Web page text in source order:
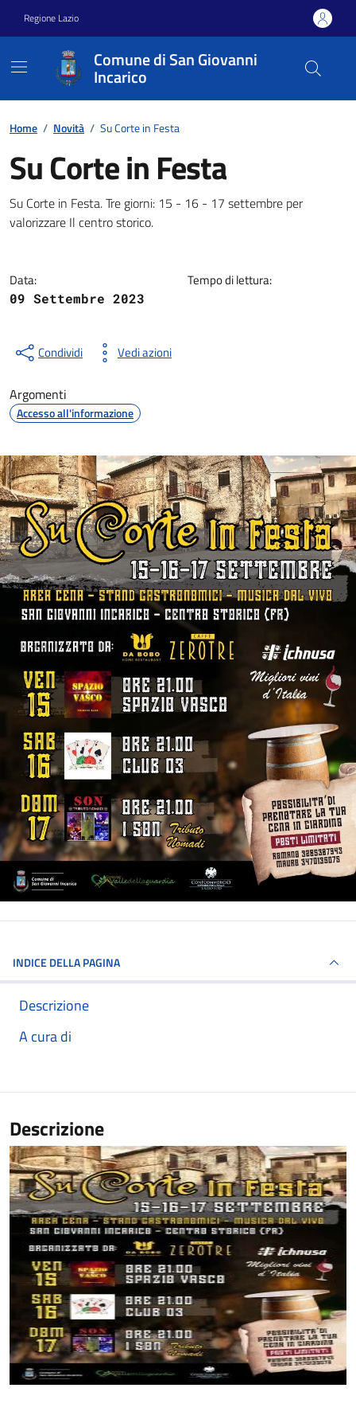
Regione Lazio
Comune di San Giovanni
Incarico
Home / Novità / Su Corte in Festa
Su Corte in Festa
Dettagli della notizia
Su Corte in Festa. Tre giorni: 15 - 16 - 17 settembre per
valorizzare Il centro storico.
Data:
09 Settembre 2023
Tempo di lettura:
Condividi Vedi azioni
Argomenti
Accesso all'informazione
INDICE DELLA PAGINA
Descrizione
A cura di
Descrizione